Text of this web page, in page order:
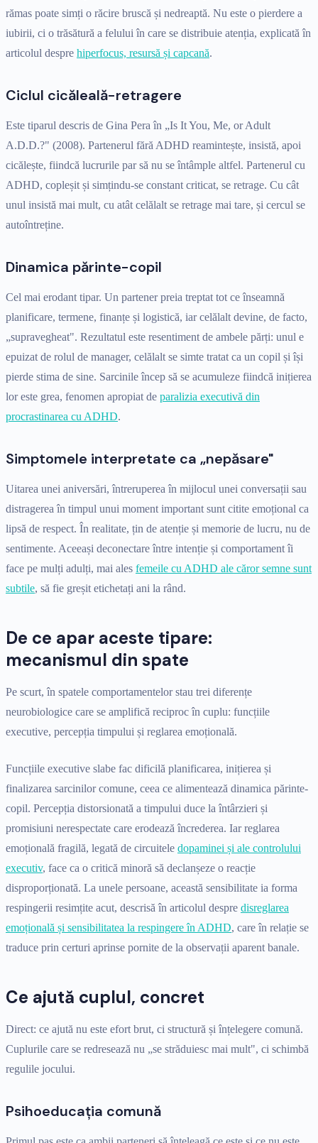
rămas poate simți o răcire bruscă și nedreaptă. Nu este o pierdere a
iubirii, ci o trăsătură a felului în care se distribuie atenția, explicată în
articolul despre hiperfocus, resursă și capcană.
Ciclul cicăleală-retragere
Este tiparul descris de Gina Pera în „Is It You, Me, or Adult
A.D.D.?" (2008). Partenerul fără ADHD reamintește, insistă, apoi
cicălește, fiindcă lucrurile par să nu se întâmple altfel. Partenerul cu
ADHD, copleșit și simțindu-se constant criticat, se retrage. Cu cât
unul insistă mai mult, cu atât celălalt se retrage mai tare, și cercul se
autoîntreține.
Dinamica părinte-copil
Cel mai erodant tipar. Un partener preia treptat tot ce înseamnă
planificare, termene, finanțe și logistică, iar celălalt devine, de facto,
„supravegheat". Rezultatul este resentiment de ambele părți: unul e
epuizat de rolul de manager, celălalt se simte tratat ca un copil și își
pierde stima de sine. Sarcinile încep să se acumuleze fiindcă inițierea
lor este grea, fenomen apropiat de paralizia executivă din
procrastinarea cu ADHD.
Simptomele interpretate ca „nepăsare"
Uitarea unei aniversări, întreruperea în mijlocul unei conversații sau
distragerea în timpul unui moment important sunt citite emoțional ca
lipsă de respect. În realitate, țin de atenție și memorie de lucru, nu de
sentimente. Aceeași deconectare între intenție și comportament îi
face pe mulți adulți, mai ales femeile cu ADHD ale căror semne sunt
subtile, să fie greșit etichetați ani la rând.
De ce apar aceste tipare:
mecanismul din spate
Pe scurt, în spatele comportamentelor stau trei diferențe
neurobiologice care se amplifică reciproc în cuplu: funcțiile
executive, percepția timpului și reglarea emoțională.
Funcțiile executive slabe fac dificilă planificarea, inițierea și
finalizarea sarcinilor comune, ceea ce alimentează dinamica părinte-
copil. Percepția distorsionată a timpului duce la întârzieri și
promisiuni nerespectate care erodează încrederea. Iar reglarea
emoțională fragilă, legată de circuitele dopaminei și ale controlului
executiv, face ca o critică minoră să declanșeze o reacție
disproporționată. La unele persoane, această sensibilitate ia forma
respingerii resimțite acut, descrisă în articolul despre disreglarea
emoțională și sensibilitatea la respingere în ADHD, care în relație se
traduce prin certuri aprinse pornite de la observații aparent banale.
Ce ajută cuplul, concret
Direct: ce ajută nu este efort brut, ci structură și înțelegere comună.
Cuplurile care se redresează nu „se străduiesc mai mult", ci schimbă
regulile jocului.
Psihoeducația comună